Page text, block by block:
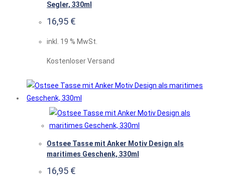
Segler, 330ml
16,95 €
inkl. 19 % MwSt.
Kostenloser Versand
Ostsee Tasse mit Anker Motiv Design als
maritimes Geschenk, 330ml
16,95 €